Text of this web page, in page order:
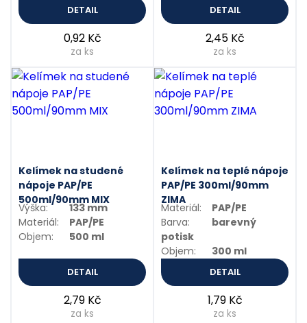
DETAIL
0,92 Kč
za ks
DETAIL
2,45 Kč
za ks
Kelímek na studené
nápoje PAP/PE
500ml/90mm MIX
Výška:
133 mm
Materiál:
PAP/PE
Objem:
500 ml
DETAIL
2,79 Kč
za ks
Kelímek na teplé nápoje
PAP/PE 300ml/90mm
ZIMA
Materiál:
PAP/PE
Barva:
barevný
potisk
Objem:
300 ml
DETAIL
1,79 Kč
za ks